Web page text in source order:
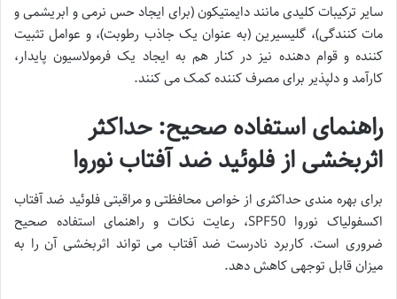
سایر ترکیبات کلیدی مانند دایمتیکون (برای ایجاد حس نرمی و ابریشمی و
مات کنندگی)، گلیسیرین (به عنوان یک جاذب رطوبت)، و عوامل تثبیت
کننده و قوام دهنده نیز در کنار هم به ایجاد یک فرمولاسیون پایدار،
کارآمد و دلپذیر برای مصرف کننده کمک می کنند.
راهنمای استفاده صحیح: حداکثر
اثربخشی از فلوئید ضد آفتاب نوروا
برای بهره مندی حداکثری از خواص محافظتی و مراقبتی فلوئید ضد آفتاب
اکسفولیاک نوروا SPF50، رعایت نکات و راهنمای استفاده صحیح
ضروری است. کاربرد نادرست ضد آفتاب می تواند اثربخشی آن را به
میزان قابل توجهی کاهش دهد.